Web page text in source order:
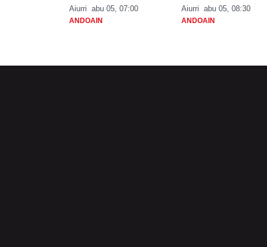
Aiurri abu 05, 07:00
ANDOAIN
Aiurri abu 05, 08:30
ANDOAIN